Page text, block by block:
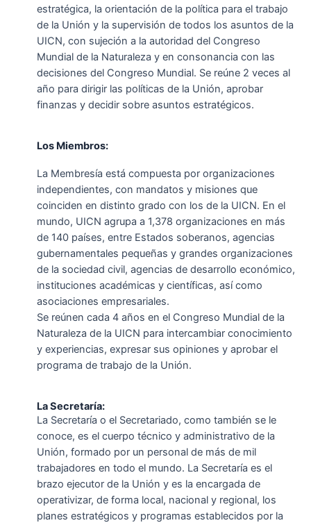
estratégica, la orientación de la política para el trabajo
de la Unión y la supervisión de todos los asuntos de la
UICN, con sujeción a la autoridad del Congreso
Mundial de la Naturaleza y en consonancia con las
decisiones del Congreso Mundial. Se reúne 2 veces al
año para dirigir las políticas de la Unión, aprobar
finanzas y decidir sobre asuntos estratégicos.
Los Miembros:
La Membresía está compuesta por organizaciones
independientes, con mandatos y misiones que
coinciden en distinto grado con los de la UICN. En el
mundo, UICN agrupa a 1,378 organizaciones en más
de 140 países, entre Estados soberanos, agencias
gubernamentales pequeñas y grandes organizaciones
de la sociedad civil, agencias de desarrollo económico,
instituciones académicas y científicas, así como
asociaciones empresariales.
Se reúnen cada 4 años en el Congreso Mundial de la
Naturaleza de la UICN para intercambiar conocimiento
y experiencias, expresar sus opiniones y aprobar el
programa de trabajo de la Unión.
La Secretaría:
La Secretaría o el Secretariado, como también se le
conoce, es el cuerpo técnico y administrativo de la
Unión, formado por un personal de más de mil
trabajadores en todo el mundo. La Secretaría es el
brazo ejecutor de la Unión y es la encargada de
operativizar, de forma local, nacional y regional, los
planes estratégicos y programas establecidos por la